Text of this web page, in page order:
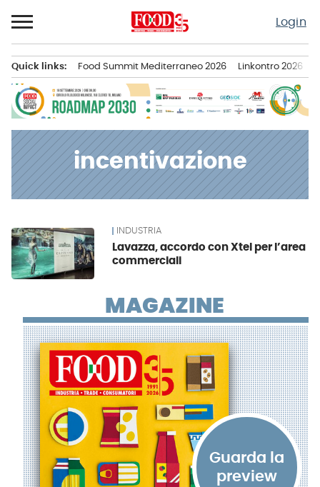
al
contenuto
Login
principale
Quick links: Food Summit Mediterraneo 2026 Linkontro 2026
incentivazione
News INDUSTRIA
Lavazza, accordo con Xtel per l’area
commerciali
MAGAZINE